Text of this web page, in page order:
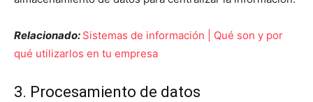
Relacionado: Sistemas de información | Qué son y por
qué utilizarlos en tu empresa
3. Procesamiento de datos